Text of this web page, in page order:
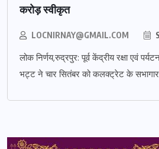
करोड़ स्वीकृत
LOCNIRNAY@GMAIL.COM
लोक निर्णय,रुद्रपुर: पूर्व केंद्रीय रक्षा एवं
भट्ट ने चार सितंबर को कलक्ट्रेट के सभागार